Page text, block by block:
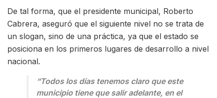
De tal forma, que el presidente municipal, Roberto
Cabrera, aseguró que el siguiente nivel no se trata de
un slogan, sino de una práctica, ya que el estado se
posiciona en los primeros lugares de desarrollo a nivel
nacional.
“Todos los días tenemos claro que este
municipio tiene que salir adelante, en el